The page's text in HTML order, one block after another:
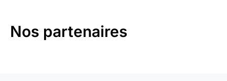
Nos partenaires